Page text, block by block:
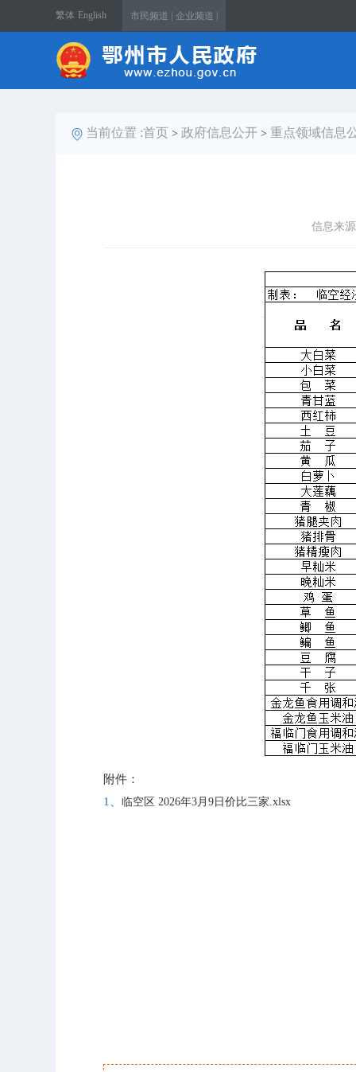
繁体 English 市民频道 | 企业频道 |
当前位置 :首页 > 政府信息公开 > 重点领域信息
信息来
附件：
1、 临空区 2026年3月9日价比三家.xlsx